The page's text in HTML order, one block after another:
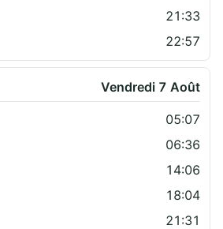
21:33
22:57
Vendredi 7 Août
05:07
06:36
14:06
18:04
21:31